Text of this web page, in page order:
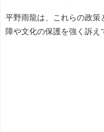
平野雨龍は、これらの政策
障や文化の保護を強く訴え